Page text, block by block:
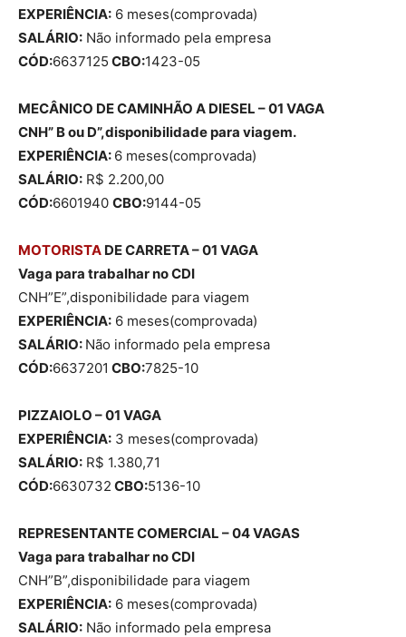
EXPERIÊNCIA: 6 meses(comprovada)
SALÁRIO: Não informado pela empresa
CÓD:6637125 CBO:1423-05
MECÂNICO DE CAMINHÃO A DIESEL – 01 VAGA
CNH” B ou D”,disponibilidade para viagem.
EXPERIÊNCIA: 6 meses(comprovada)
SALÁRIO: R$ 2.200,00
CÓD:6601940 CBO:9144-05
MOTORISTA DE CARRETA – 01 VAGA
Vaga para trabalhar no CDI
CNH”E”,disponibilidade para viagem
EXPERIÊNCIA: 6 meses(comprovada)
SALÁRIO: Não informado pela empresa
CÓD:6637201 CBO:7825-10
PIZZAIOLO – 01 VAGA
EXPERIÊNCIA: 3 meses(comprovada)
SALÁRIO: R$ 1.380,71
CÓD:6630732 CBO:5136-10
REPRESENTANTE COMERCIAL – 04 VAGAS
Vaga para trabalhar no CDI
CNH”B”,disponibilidade para viagem
EXPERIÊNCIA: 6 meses(comprovada)
SALÁRIO: Não informado pela empresa